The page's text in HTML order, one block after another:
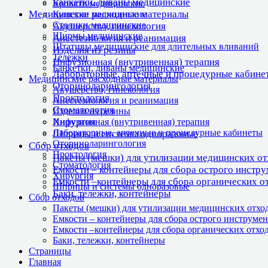
Медицинские расходные материалы
Акушерство, гинекология
Анестезиология и реанимация
Изделия из резины
Инфузионная (внутривенная) терапия
Лабораторные, аптечные и процедурные
Оториноларингология
Проктология
Стоматология
Хирургия
Шприцы и системы одноразовые
Сбор отходов
Пакеты (мешки) для утилизации медицинских
Емкости – контейнеры для сбора острого
Емкости –контейнеры для сбора органических
Баки, тележки, контейнеры
Кровати медицинские
Кушетки медицинские
Столики медицинские
Ширмы медицинские
Штативы медицинские для длительных вливаний
Тележки
Банкетки, диваны медицинские
Медицинские расходные материалы
Акушерство, гинекология
Анестезиология и реанимация
Изделия из резины
Инфузионная (внутривенная) терапия
Лабораторные, аптечные и процедурные кабинеты
Оториноларингология
Проктология
Стоматология
Хирургия
Шприцы и системы одноразовые
Сбор отходов
Пакеты (мешки) для утилизации медицинских
Емкости – контейнеры для сбора острого
Емкости –контейнеры для сбора органических
Баки, тележки, контейнеры
Страницы
Главная